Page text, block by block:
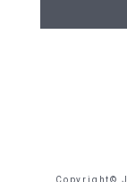
Copyright©